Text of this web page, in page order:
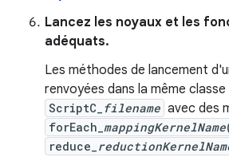
Lancez les noyaux et les
adéquats.
Les méthodes de lancement
renvoyées dans la même classe
ScriptC_ filename avec des
forEach_ mappingKernelName
reduce_